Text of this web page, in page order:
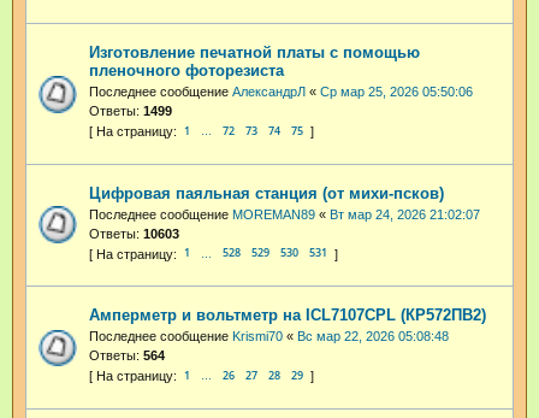
Изготовление печатной платы с помощью
пленочного фоторезиста
Последнее сообщение АлександрЛ « Ср мар 25, 2026 05:50:06
Ответы: 1499
1 … 72 73 74 75
Цифровая паяльная станция (от михи-псков)
Последнее сообщение MOREMAN89 « Вт мар 24, 2026 21:02:07
Ответы: 10603
1 528 529 530 531
Амперметр и вольтметр на ICL7107CPL (КР572ПВ2)
Последнее сообщение Krismi70 « Вс мар 22, 2026 05:08:48
Ответы: 564
1 … 26 27 28 29